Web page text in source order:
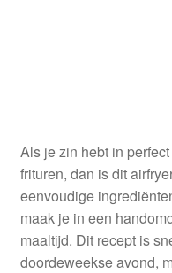
uitvouwen
Outlet
Als je zin hebt in
frituren, dan is dit
eenvoudige
maak je in een
maaltijd. Dit recept is
doordeweekse avond,